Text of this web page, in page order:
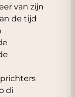
van zijn
de tijd
di